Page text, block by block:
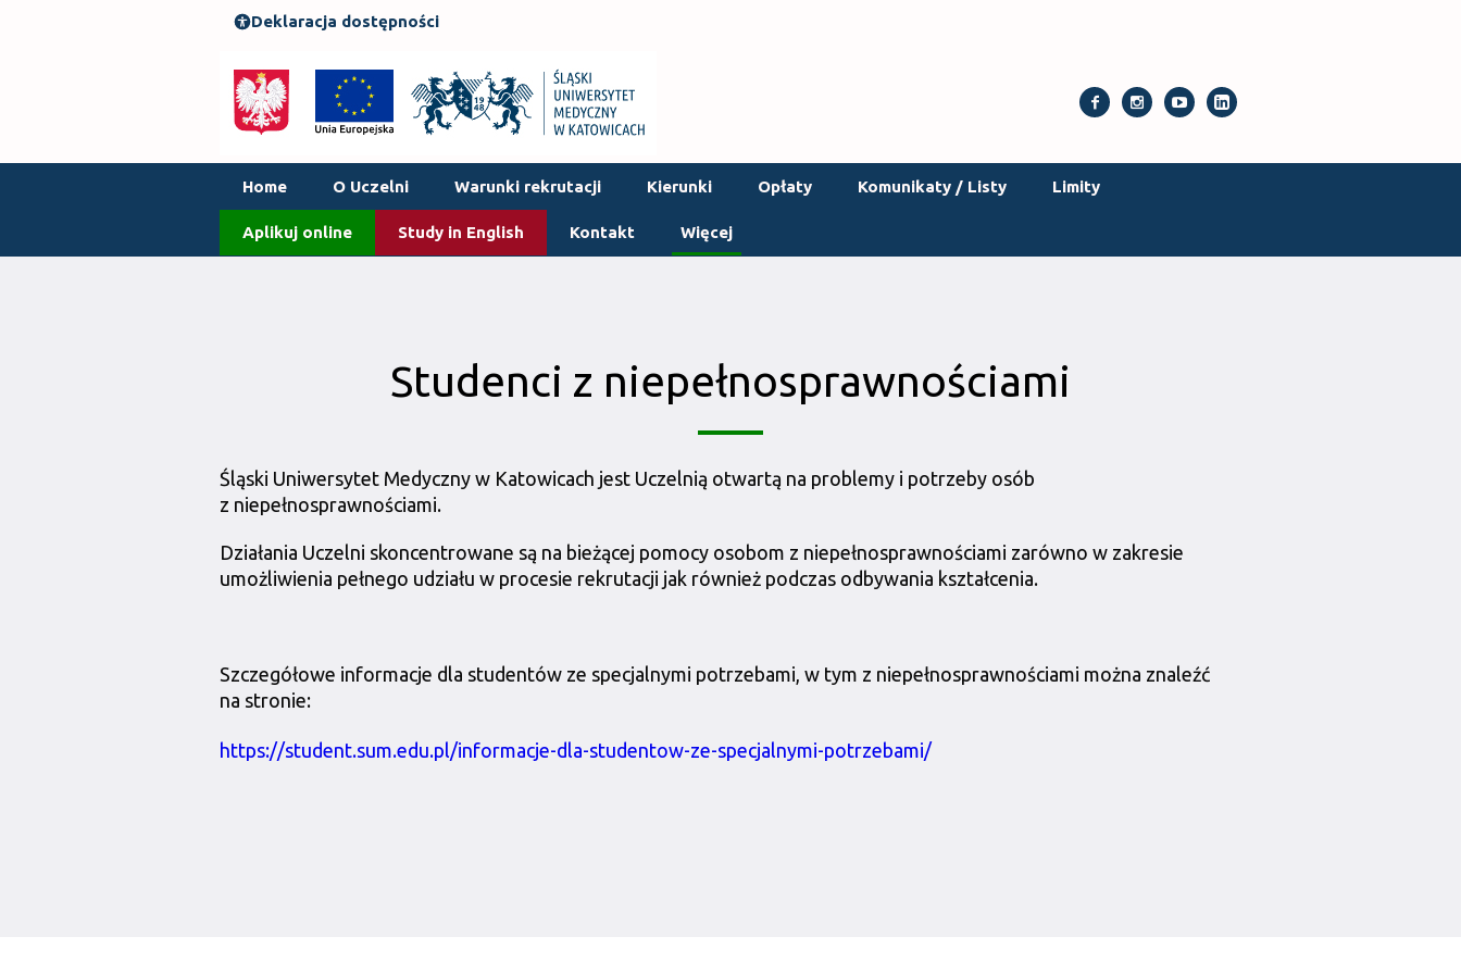
Deklaracja dostępności
Home O Uczelni Warunki rekrutacji Kierunki Opłaty Komunikaty / Listy Limity
Aplikuj online Study in English Kontakt Więcej
Studenci z niepełnosprawnościami
Śląski Uniwersytet Medyczny w Katowicach jest Uczelnią otwartą na problemy i potrzeby osób
z niepełnosprawnościami.
Działania Uczelni skoncentrowane są na bieżącej pomocy osobom z niepełnosprawnościami zarówno w zakresie
umożliwienia pełnego udziału w procesie rekrutacji jak również podczas odbywania kształcenia.
Szczegółowe informacje dla studentów ze specjalnymi potrzebami, w tym z niepełnosprawnościami można znaleźć
na stronie:
https://student.sum.edu.pl/informacje-dla-studentow-ze-specjalnymi-potrzebami/